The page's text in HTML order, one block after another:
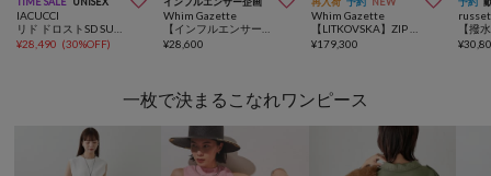
IACUCCI
¥28,490 (30%OFF)
Whim Gazette
¥28,600
Whim Gazette
¥179,300
russet
¥
一枚で決まるこなれワンピース